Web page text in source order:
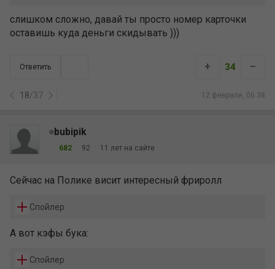
слишком сложно, давай ты просто номер карточки
оставишь куда деньги скидывать )))
Ответить
18/37 12 февраля, 06:38
+ 34 –
bubipik
682 92 11 лет на сайте
Сейчас на Полике висит интересный фриролл
Спойлер
А вот кэфы бука:
Спойлер